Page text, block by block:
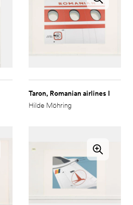
Taron, Romanian airlines I
Hilde Möhring